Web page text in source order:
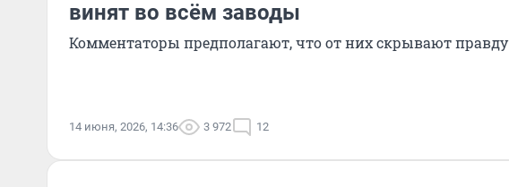
винят во всём заводы
Комментаторы предполагают, что от них скрывают правду
14 июня, 2026, 14:36 3 972 12